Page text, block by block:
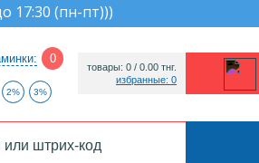
17:30 (пн-пт)))
0
2% 3%
товары: 0 / 0.00 тнг.
избранные: 0